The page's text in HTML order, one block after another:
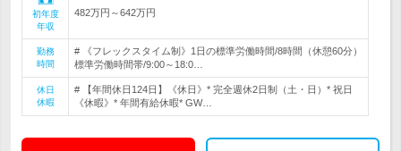
初年度
年収
482万円～642万円
勤務
時間
# 《フレックスタイム制》1日の標準労働時間/8時間（休憩60分）
標準労働時間帯/9:00～18:0…
休日
休暇
# 【年間休日124日】《休日》* 完全週休2日制（土・日）* 祝日
《休暇》* 年間有給休暇* GW…